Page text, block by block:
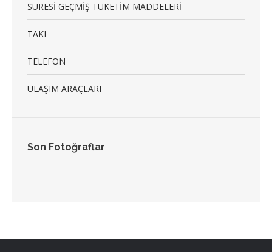
SÜRESİ GEÇMİŞ TÜKETİM MADDELERİ
TAKI
TELEFON
ULAŞIM ARAÇLARI
Son Fotoğraflar